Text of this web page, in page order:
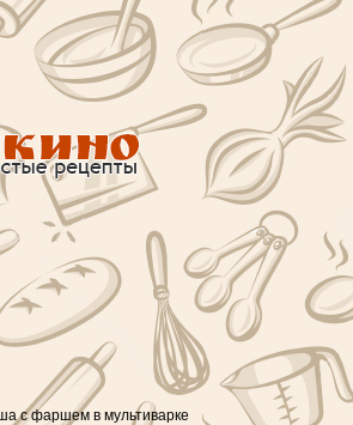
с фаршем в мультиварке